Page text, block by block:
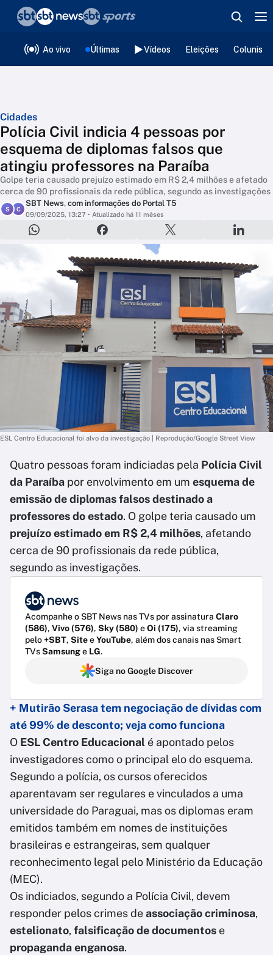
Ao vivo Últimas Vídeos Eleições
Cidades
Polícia Civil indicia 4 pessoas por
esquema de diplomas falsos que
atingiu professores na Paraíba
Golpe teria causado prejuízo estimado em R$ 2,4 milhões e afetado
cerca de 90 profissionais da rede pública, segundo as investigações
S C
SBT News, com informações do Portal T5
09/09/2025, 13:27 • Atualizado há 11 mêses
ESL Centro Educacional foi alvo da investigação | Reprodução/Google Street View
Quatro pessoas foram indiciadas pela Polícia Civil
da Paraíba por envolvimento em um esquema de
emissão de diplomas falsos destinado a
professores do estado. O golpe teria causado um
prejuízo estimado em R$ 2,4 milhões, afetando
cerca de 90 profissionais da rede pública,
segundo as investigações.
Acompanhe o SBT News nas TVs por assinatura Claro
(586), Vivo (576), Sky (580) eOi (175), via streaming
pelo+SBT, SiteeYouTube, além dos canais nas Smart
TVsSamsunge LG.
Siga no Google Discover
+ Mutirão Serasa tem negociação de dívidas com
até 99% de desconto; veja como funciona
O ESL Centro Educacional é apontado pelos
investigadores como o principal elo do esquema.
Segundo a polícia, os cursos oferecidos
aparentavam ser regulares e vinculados a uma
universidade do Paraguai, mas os diplomas eram
emitidos também em nomes de instituições
brasileiras e estrangeiras, sem qualquer
reconhecimento legal pelo Ministério da Educação
(MEC).
Os indiciados, segundo a Polícia Civil, devem
responder pelos crimes deassociação criminosa,
estelionato, falsificação de documentos e
propaganda enganosa.
❮voltar
Editorias